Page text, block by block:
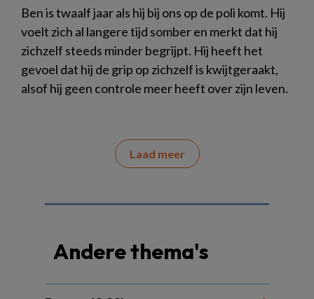
Ben is twaalf jaar als hij bij ons op de poli komt. Hij
voelt zich al langere tijd somber en merkt dat hij
zichzelf steeds minder begrijpt. Hij heeft het
gevoel dat hij de grip op zichzelf is kwijtgeraakt,
alsof hij geen controle meer heeft over zijn leven.
Laad meer
Andere thema's